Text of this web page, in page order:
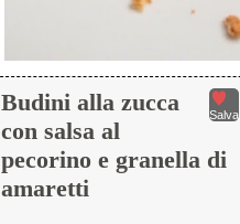
Salva
Budini alla zucca
con salsa al
pecorino e granella di
amaretti